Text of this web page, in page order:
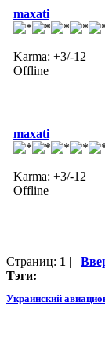
maxati
Karma: +3/-12
Offline
maxati
Karma: +3/-12
Offline
Страниц: 1 |
Тэги:
Украинский